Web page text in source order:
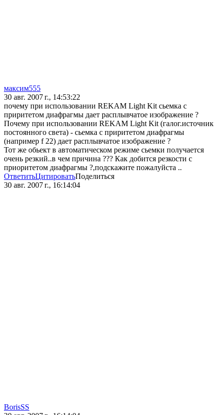
максим555
30 авг. 2007 г., 14:53:22
почему при использовании REKAM Light Kit сьемка с
приритетом диафрагмы дает расплывчатое изображение ?
Почему при использовании REKAM Light Kit (галог.источник
постоянного света) - сьемка с приритетом диафрагмы
(например f 22) дает расплывчатое изображение ?
Тот же обьект в автоматическом режиме сьемки получается
очень резкий..в чем причина ??? Как добится резкости с
приоритетом диафрагмы ?,подскажите пожалуйста ..
ОтветитьЦитироватьПоделиться
30 авг. 2007 г., 16:14:04
BorisSS